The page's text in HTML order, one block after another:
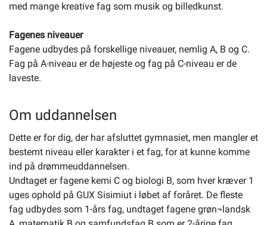
med mange kreative fag som musik og billedkunst.
Fagenes niveauer
Fagene udbydes på forskellige niveauer, nemlig A, B og C.
Fag på A-niveau er de højeste og fag på C-niveau er de
laveste.
Om uddannelsen
Dette er for dig, der har afsluttet gymnasiet, men mangler et
bestemt niveau eller karakter i et fag, for at kunne komme
ind på drømmeuddannelsen.
Undtaget er fagene kemi C og biologi B, som hver kræver 1
uges ophold på GUX Sisimiut i løbet af foråret. De fleste
fag udbydes som 1-års fag, undtaget fagene grøn¬landsk